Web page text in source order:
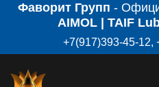
Фаворит Групп -
AIMOL | TAIF
+7(917)393-45-12,